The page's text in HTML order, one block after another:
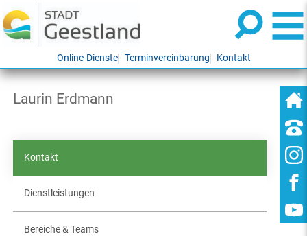
Online-Dienste Terminvereinbarung Kontakt
Laurin Erdmann
Kontakt
Dienstleistungen
Bereiche & Teams